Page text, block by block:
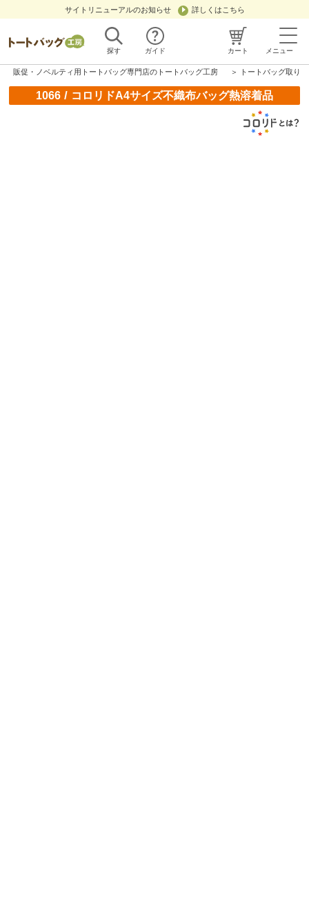
サイトリニューアルのお知らせ 詳しくはこちら
探す ガイド カート メニュー
販促・ノベルティ用トートバッグ専門店のトートバッグ工房 ＞ トートバッグ取り
1066/ コロリドA4サイズ不織布バッグ熱溶着品